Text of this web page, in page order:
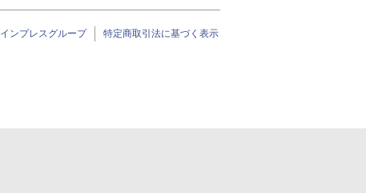
インプレスグループ 特定商取引法に基づく表示